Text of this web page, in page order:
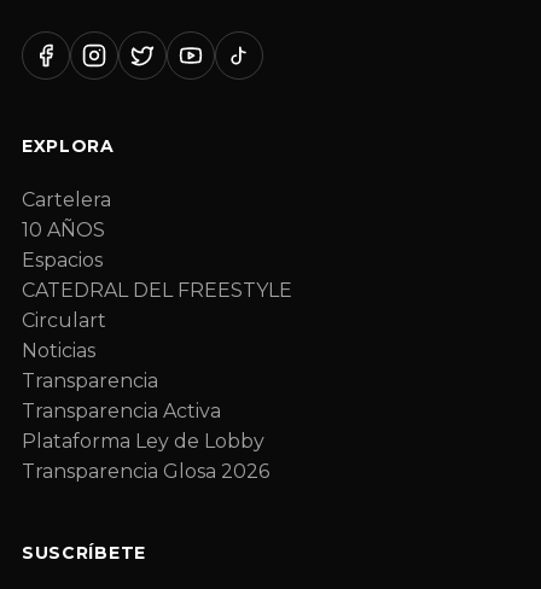
FacebookInstagram
TwitterYouTube
TikTok
EXPLORA
Cartelera
10 AÑOS
Espacios
CATEDRAL DEL FREESTYLE
Circulart
Noticias
Transparencia
Transparencia Activa
Plataforma Ley de Lobby
Transparencia Glosa 2026
SUSCRÍBETE